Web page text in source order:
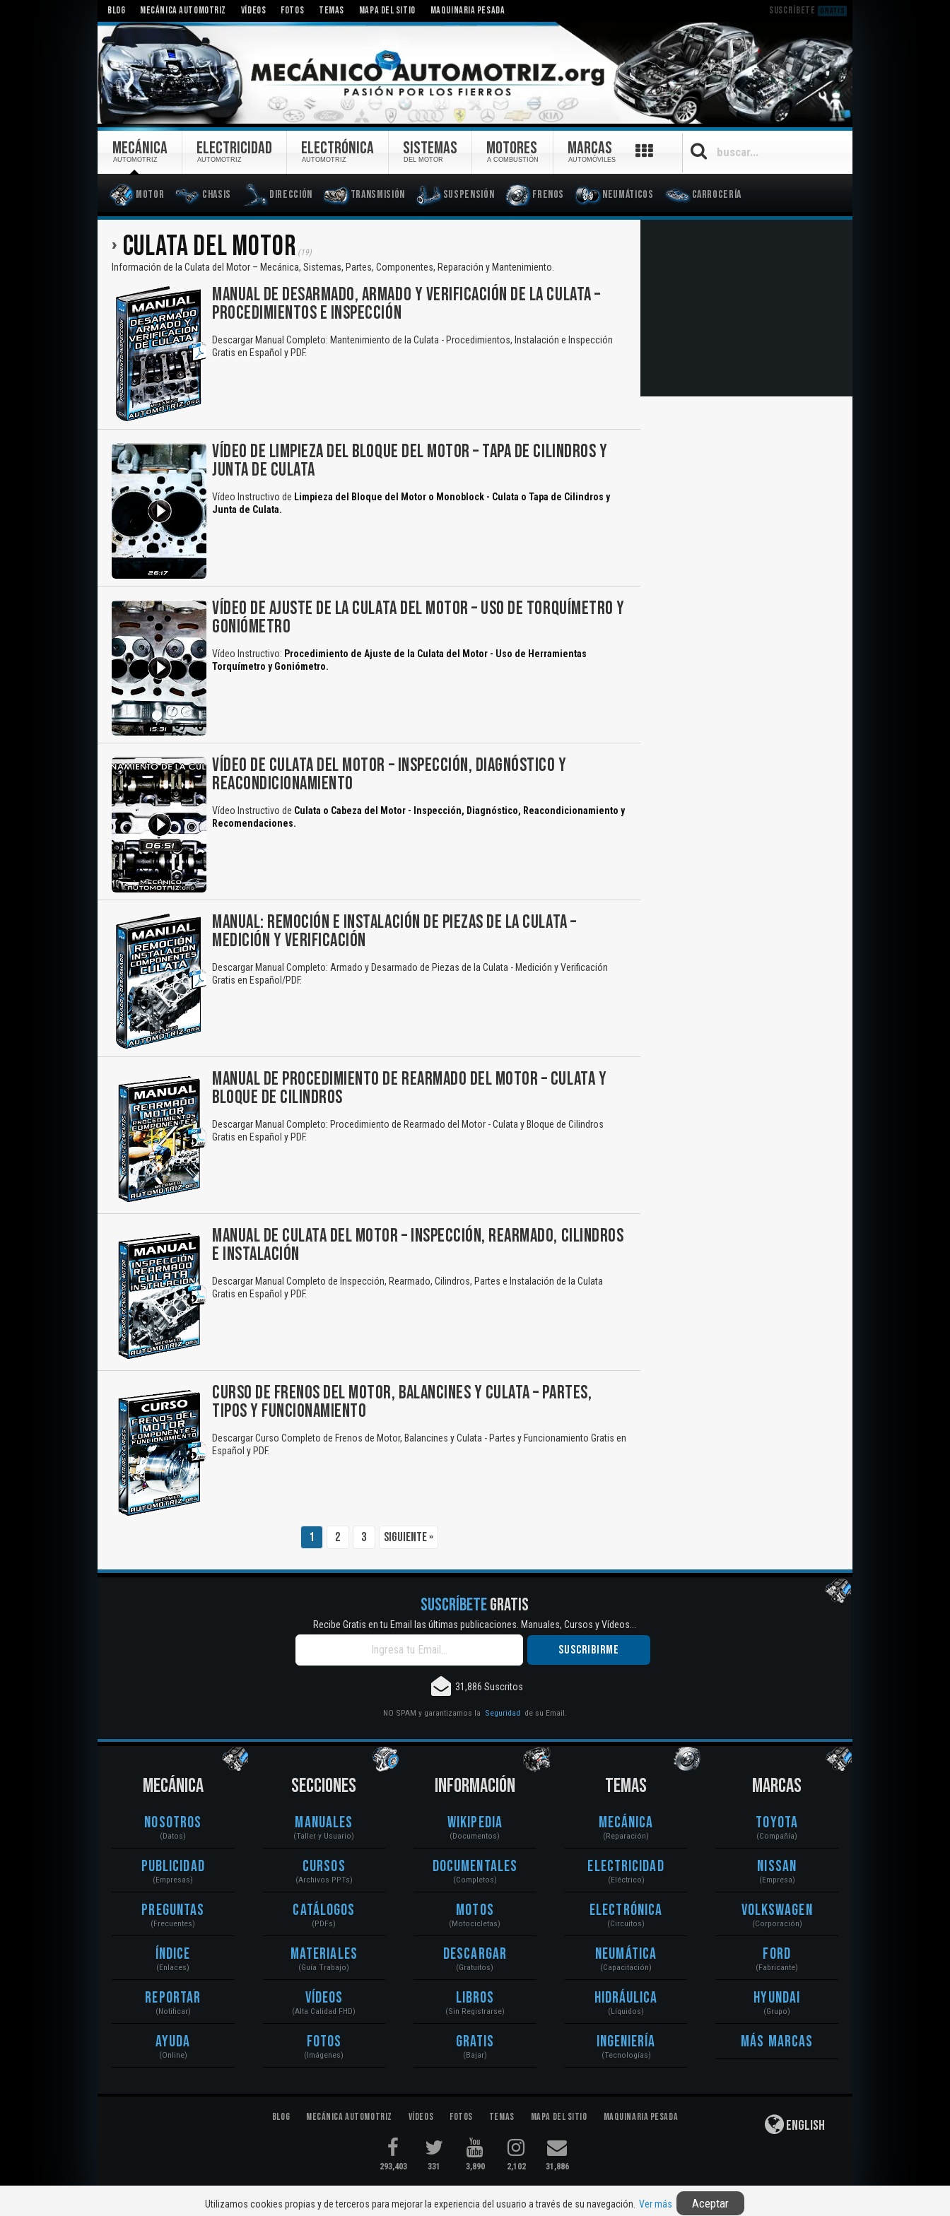
BLOG MECÁNICA AUTOMOTRIZ VÍDEOS FOTOS TEMAS MAPA DEL SITIO MAQUINARIA PESADA SUSCRÍBETE GRATIS
MECÁNICA
AUTOMOTRIZ
Motor Chasis Dirección Transmisión Suspensión Frenos Neumáticos Carrocería
ELECTRICIDAD
AUTOMOTRIZ
ELECTRÓNICA
AUTOMOTRIZ
SISTEMAS
DEL MOTOR
MOTORES
A COMBUSTIÓN
MARCAS
AUTOMÓVILES
CULATA DEL MOTOR (19)
Información de la Culata del Motor – Mecánica, Sistemas, Partes, Componentes, Reparación y Mantenimiento.
MANUAL DE DESARMADO, ARMADO Y VERIFICACIÓN DE LA CULATA –
PROCEDIMIENTOS E INSPECCIÓN
Descargar Manual Completo: Mantenimiento de la Culata - Procedimientos, Instalación e Inspección
Gratis en Español y PDF.
VÍDEO DE LIMPIEZA DEL BLOQUE DEL MOTOR – TAPA DE CILINDROS Y
JUNTA DE CULATA
Vídeo Instructivo de Limpieza del Bloque del Motor o Monoblock - Culata o Tapa de Cilindros y
Junta de Culata.
VÍDEO DE AJUSTE DE LA CULATA DEL MOTOR – USO DE TORQUÍMETRO Y
GONIÓMETRO
Vídeo Instructivo: Procedimiento de Ajuste de la Culata del Motor - Uso de Herramientas
Torquímetro y Goniómetro.
VÍDEO DE CULATA DEL MOTOR – INSPECCIÓN, DIAGNÓSTICO Y
REACONDICIONAMIENTO
Vídeo Instructivo de Culata o Cabeza del Motor - Inspección, Diagnóstico, Reacondicionamiento y
Recomendaciones.
MANUAL: REMOCIÓN E INSTALACIÓN DE PIEZAS DE LA CULATA –
MEDICIÓN Y VERIFICACIÓN
Descargar Manual Completo: Armado y Desarmado de Piezas de la Culata - Medición y Verificación
Gratis en Español/PDF.
MANUAL DE PROCEDIMIENTO DE REARMADO DEL MOTOR – CULATA Y
BLOQUE DE CILINDROS
Descargar Manual Completo: Procedimiento de Rearmado del Motor - Culata y Bloque de Cilindros
Gratis en Español y PDF.
MANUAL DE CULATA DEL MOTOR – INSPECCIÓN, REARMADO, CILINDROS
E INSTALACIÓN
Descargar Manual Completo de Inspección, Rearmado, Cilindros, Partes e Instalación de la Culata
Gratis en Español y PDF.
CURSO DE FRENOS DEL MOTOR, BALANCINES Y CULATA – PARTES,
TIPOS Y FUNCIONAMIENTO
Descargar Curso Completo de Frenos de Motor, Balancines y Culata - Partes y Funcionamiento Gratis en
Español y PDF.
1 2 3 Siguiente »
SUSCRÍBETEGRATIS
Recibe Gratis en tu Email las últimas publicaciones. Manuales, Cursos y Vídeos...
31,886 Suscritos
NO SPAM y garantizamos la Seguridad de su Email.
MECÁNICA
Nosotros
(Datos)
Publicidad
(Empresas)
Preguntas
(Frecuentes)
Índice
(Enlaces)
Reportar
(Notificar)
Ayuda
(Online)
SECCIONES
Manuales
(Taller y Usuario)
Cursos
(Archivos PPTs)
Catálogos
(PDFs)
Materiales
(Guía Trabajo)
Vídeos
(Alta Calidad FHD)
Fotos
(Imágenes)
INFORMACIÓN
Wikipedia
(Documentos)
Documentales
(Completos)
Motos
(Motocicletas)
Descargar
(Gratuitos)
Libros
(Sin Registrarse)
Gratis
(Bajar)
TEMAS
Mecánica
(Reparación)
Electricidad
(Eléctrico)
Electrónica
(Circuitos)
Neumática
(Capacitación)
Hidráulica
(Líquidos)
Ingeniería
(Tecnologías)
MARCAS
Toyota
(Compañía)
Nissan
(Empresa)
Volkswagen
(Corporación)
Ford
(Fabricante)
Hyundai
(Grupo)
Más Marcas
Blog Mecánica Automotriz Vídeos Fotos Temas Mapa del Sitio Maquinaria Pesada
293,403 331 3,890 2,102 31,886
English
|Derechos de Autor
Texto o Imagen de portada son erróneos.
Reportar otro tipo de error...
Utilizamos cookies propias y de terceros para mejorar la experiencia del usuario a través de su navegación. Ver más Aceptar